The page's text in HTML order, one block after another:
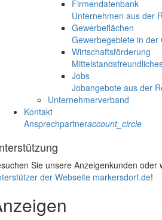
Firmendatenbank
Unternehmen aus der
Gewerbeflächen
Gewerbegebiete in der
Wirtschaftsförderung
Jobs
Jobangebote aus der
Unternehmerverband
Kontakt
Ansprechpartneraccount_circle
Sie unsere Anzeigenkunden oder
der Webseite markersdorf.de!